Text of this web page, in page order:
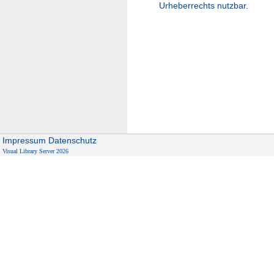
Urheberrechts nutzbar.
Impressum Datenschutz
Visual Library Server 2026